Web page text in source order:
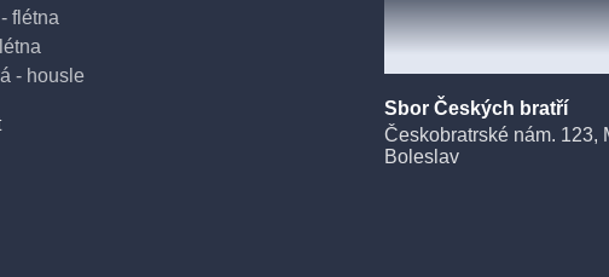
flétna
- housle
Sbor Českých bratří
Českobratrské nám. 123,
Boleslav